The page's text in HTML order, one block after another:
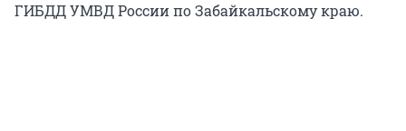
ГИБДД УМВД России по Забайкальскому краю.